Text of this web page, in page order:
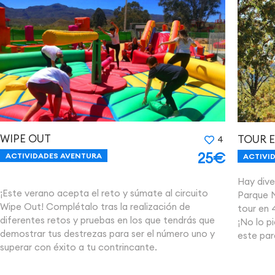
WIPE OUT
ACTIVIDADES AVENTURA
4
25€
¡Este verano acepta el reto y súmate al circuito
Wipe Out! Complétalo tras la realización de
diferentes retos y pruebas en los que tendrás que
demostrar tus destrezas para ser el número uno y
superar con éxito a tu contrincante.
TOUR
Hay
Parque
tour en
¡No lo
este